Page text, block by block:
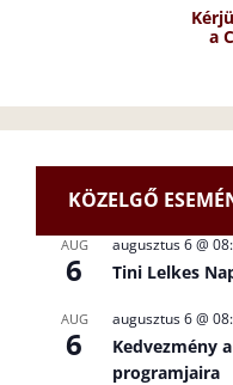
a
KÖZELGŐ
AUG
6
augusztus 6 @
Tini Lelkes
AUG
6
augusztus 6 @
Kedvezmény
programjaira